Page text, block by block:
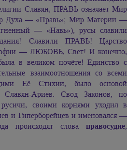
Славян, ПРАВЬ означает Мир
Духа — «Правь»; Мир Материи —
— «Навь»), русы славили
Славили ПРАВЬ! Царство
— ЛЮБОВЬ, Свет! И конечно,
в великом почёте! Единство с
взаимоотношения со всеми
Её Стихии, было основой
Ариев. Свод Законов, по
своими корнями уходил в
и Гиперборейцев и именовался —
происходят слова правосудие,